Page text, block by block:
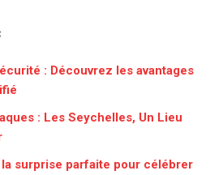
: Découvrez les avantages
: Les Seychelles, Un Lieu
surprise parfaite pour célébrer